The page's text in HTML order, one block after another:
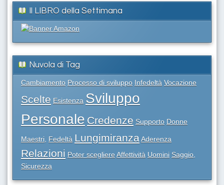
Il LIBRO della Settimana
Nuvola di Tag
Cambiamento Processo di sviluppo Infedeltà Vocazione
Scelte Esistenza Sviluppo
Personale Credenze Supporto Donne
Maestri, Fedeltà LungimiranzaAderenza
Relazioni Poter scegliereAffettività Uomini Saggio,
Sicurezza